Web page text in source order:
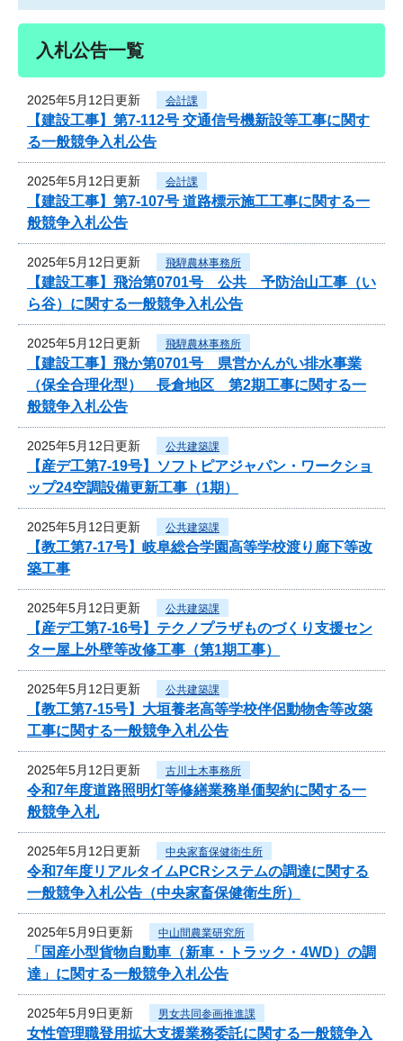
入札公告一覧
2025年5月12日更新 会計課
【建設工事】第7-112号 交通信号機新設等工事に関す
る一般競争入札公告
2025年5月12日更新 会計課
【建設工事】第7-107号 道路標示施工工事に関する一
般競争入札公告
2025年5月12日更新 飛騨農林事務所
【建設工事】飛治第0701号 公共 予防治山工事（い
ら谷）に関する一般競争入札公告
2025年5月12日更新 飛騨農林事務所
【建設工事】飛か第0701号 県営かんがい排水事業
（保全合理化型） 長倉地区 第2期工事に関する一
般競争入札公告
2025年5月12日更新 公共建築課
【産デ工第7-19号】ソフトピアジャパン・ワークショ
ップ24空調設備更新工事（1期）
2025年5月12日更新 公共建築課
【教工第7-17号】岐阜総合学園高等学校渡り廊下等改
築工事
2025年5月12日更新 公共建築課
【産デ工第7-16号】テクノプラザものづくり支援セン
ター屋上外壁等改修工事（第1期工事）
2025年5月12日更新 公共建築課
【教工第7-15号】大垣養老高等学校伴侶動物舎等改築
工事に関する一般競争入札公告
2025年5月12日更新 古川土木事務所
令和7年度道路照明灯等修繕業務単価契約に関する一
般競争入札
2025年5月12日更新 中央家畜保健衛生所
令和7年度リアルタイムPCRシステムの調達に関する
一般競争入札公告（中央家畜保健衛生所）
2025年5月9日更新 中山間農業研究所
「国産小型貨物自動車（新車・トラック・4WD）の調
達」に関する一般競争入札公告
2025年5月9日更新 男女共同参画推進課
女性管理職登用拡大支援業務委託に関する一般競争入